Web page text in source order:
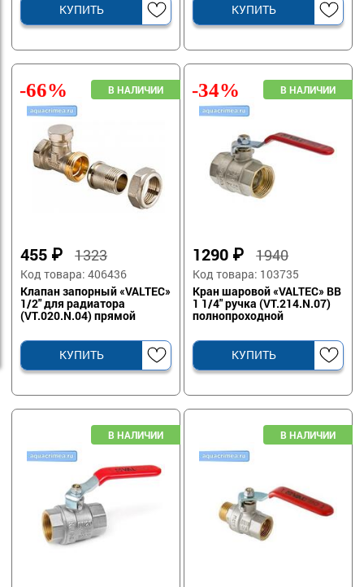
КУПИТЬ
КУПИТЬ
455 ₽1323
Код товара: 406436
Клапан запорный «VALTEC»
1/2" для радиатора
(VT.020.N.04) прямой
КУПИТЬ
-66%
1290 ₽1940
Код товара: 103735
Кран шаровой «VALTEC» ВВ
1 1/4" ручка (VT.214.N.07)
полнопроходной
КУПИТЬ
-34%